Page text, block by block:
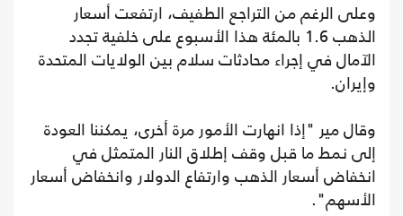
وعلى الرغم من التراجع الطفيف، ارتفعت أسعار
الذهب 1.6 بالمئة هذا الأسبوع على خلفية تجدد
الآمال في إجراء محادثات سلام بين الولايات المتحدة
وإيران.
وقال مير "إذا انهارت الأمور مرة أخرى، يمكننا العودة
إلى نمط ما قبل وقف إطلاق النار المتمثل في
انخفاض أسعار الذهب وارتفاع الدولار وانخفاض أسعار
الأسهم".